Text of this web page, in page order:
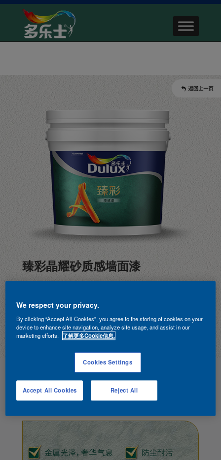
臻彩晶耀砂质感墙面漆
谐相融，冷灰旷远，暖金耀眼，描绘出一片流光溢
彩的灿烂星宇。
We respect your privacy.
By clicking “Accept All Cookies”, you agree to the storing of cookies on your
device to enhance site navigation, analyze site usage, and assist in our
marketing efforts.
了解更多Cookie信息.
Cookies Settings
Reject All
Accept All Cookies